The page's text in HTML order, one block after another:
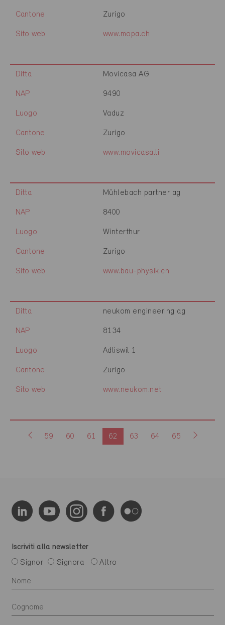
Cantone Zurigo
Sito web www.mopa.ch
Ditta Movicasa AG
NAP 9490
Luogo Vaduz
Cantone Zurigo
Sito web www.movicasa.li
Ditta Mühlebach partner ag
NAP 8400
Luogo Winterthur
Cantone Zurigo
Sito web www.bau-physik.ch
Ditta neukom engineering ag
NAP 8134
Luogo Adliswil 1
Cantone Zurigo
Sito web www.neukom.net
59 60 61 62 63 64 65
Iscriviti alla newsletter
Signor
Signora Altro